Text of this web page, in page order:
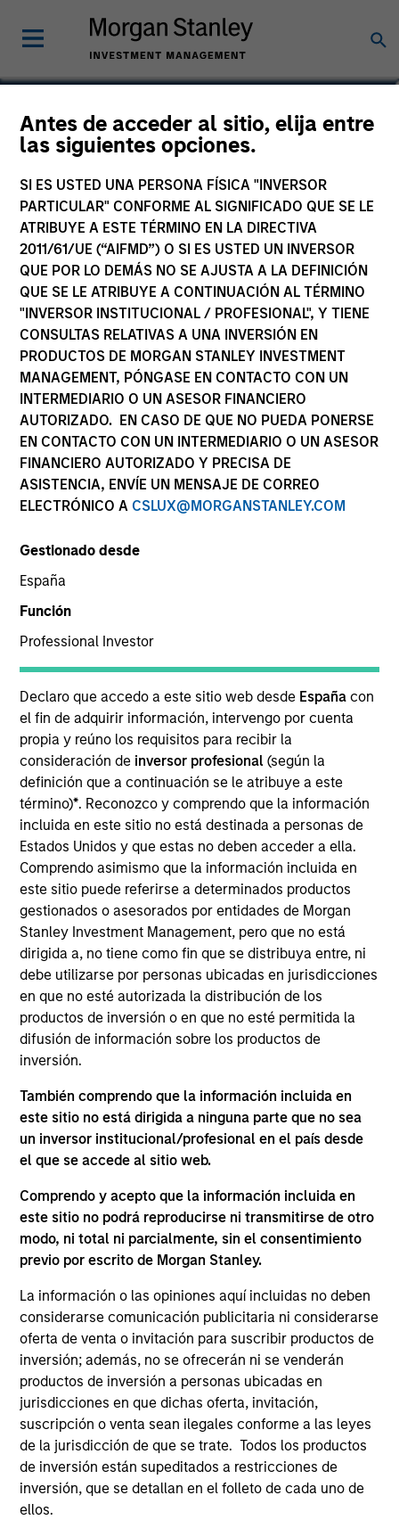
Antes de acceder al sitio, elija entre
las siguientes opciones.
SI ES USTED UNA PERSONA FÍSICA "INVERSOR
PARTICULAR" CONFORME AL SIGNIFICADO QUE SE LE
ATRIBUYE A ESTE TÉRMINO EN LA DIRECTIVA
2011/61/UE (“AIFMD”) O SI ES USTED UN INVERSOR
QUE POR LO DEMÁS NO SE AJUSTA A LA DEFINICIÓN
QUE SE LE ATRIBUYE A CONTINUACIÓN AL TÉRMINO
"INVERSOR INSTITUCIONAL / PROFESIONAL", Y TIENE
CONSULTAS RELATIVAS A UNA INVERSIÓN EN
PRODUCTOS DE MORGAN STANLEY INVESTMENT
MANAGEMENT, PÓNGASE EN CONTACTO CON UN
INTERMEDIARIO O UN ASESOR FINANCIERO
AUTORIZADO. EN CASO DE QUE NO PUEDA PONERSE
EN CONTACTO CON UN INTERMEDIARIO O UN ASESOR
FINANCIERO AUTORIZADO Y PRECISA DE
ASISTENCIA, ENVÍE UN MENSAJE DE CORREO
ELECTRÓNICO A CSLUX@MORGANSTANLEY.COM
Gestionado desde
España
Función
Professional Investor
Declaro que accedo a este sitio web desde España con
el fin de adquirir información, intervengo por cuenta
propia y reúno los requisitos para recibir la
consideración de inversor profesional(según la
definición que a continuación se le atribuye a este
término)*. Reconozco y comprendo que la información
incluida en este sitio no está destinada a personas de
Estados Unidos y que estas no deben acceder a ella.
Comprendo asimismo que la información incluida en
este sitio puede referirse a determinados productos
gestionados o asesorados por entidades de Morgan
Stanley Investment Management, pero que no está
dirigida a, no tiene como fin que se distribuya entre, ni
debe utilizarse por personas ubicadas en jurisdicciones
en que no esté autorizada la distribución de los
productos de inversión o en que no esté permitida la
difusión de información sobre los productos de
inversión.
También comprendo que la información incluida en
este sitio no está dirigida a ninguna parte que no sea
un inversor institucional/profesional en el país desde
el que se accede al sitio web.
Comprendo y acepto que la información incluida en
este sitio no podrá reproducirse ni transmitirse de otro
modo, ni total ni parcialmente, sin el consentimiento
previo por escrito de Morgan Stanley.
La información o las opiniones aquí incluidas no deben
considerarse comunicación publicitaria ni considerarse
oferta de venta o invitación para suscribir productos de
inversión; además, no se ofrecerán ni se venderán
productos de inversión a personas ubicadas en
jurisdicciones en que dichas oferta, invitación,
suscripción o venta sean ilegales conforme a las leyes
de la jurisdicción de que se trate. Todos los productos
de inversión están supeditados a restricciones de
inversión, que se detallan en el folleto de cada uno de
ellos.
Chris J. Eustance
Executive Director
YEARS OF INDUSTRY EXPERIENCE
EQUIPO
Municipals Team
Christopher Eustance is a portfolio manager on the
Municipals team. He is responsible for buy and sell
decisions, portfolio construction, and risk
management for the firm’s municipal bond
strategies. He joined Eaton Vance in 2007. Morgan
Stanley acquired Eaton Vance in March 2021. Chris
began his career in the investment management
industry in 2005. Prior to joining Eaton Vance, he
was a Senior Associate at State Street Bank and
Trust. Chris earned a B.S. from Boston College. He
is a member of the CFA Society Boston and holds
the Chartered Financial Analyst designation.
ARTÍCULOS RELACIONADOS
MARKET OUTLOOK
Steep Muni Yield Curve Highlights
Potential Gains in 2026
The municipal bond market has a lot going for
it in 2026, with after-tax yields that look
especially compelling compared with other
fixed-income sectors. Craig R. Brandon, Co-
Head of Municipals, explains.